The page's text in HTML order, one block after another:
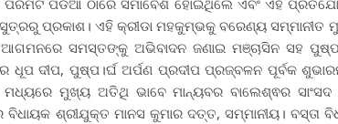
ପ୍ରକାଶ। ଏହି କ୍ରୀଡା ମହକୁମ୍ଭକୁ ବରେଣ୍ୟ
ସମସ୍ତଙ୍କୁ ଅଭିବାଦନ ଜଣାଇ ମଞ୍ଚାସିନ ସହ
ଧୂପ ଦୀପ, ପୁଷ୍ପ।ର୍ଘ ଅର୍ପଣ ପ୍ରଦୀପ ପ୍ରଜ୍ବଳନ ପୂର୍ବକ
ମୁଖ୍ୟ ଅତିଥି ଭାବେ ମାନ୍ୟବର ବାଲେଶ୍ଵର
ଶ୍ରୀଯୁକ୍ତ ମାନସ କୁମାର ଦତ୍ତ, ସମ୍ମାନୀୟ। ବସ୍ତା